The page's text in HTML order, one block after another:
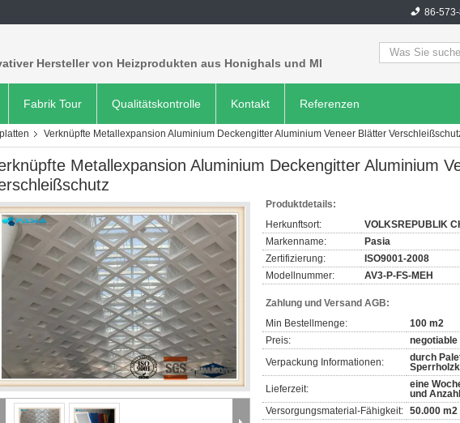
86-
Hersteller von Heizprodukten aus Honighals und MI
Fabrik Tour Qualitätskontrolle Kontakt Referenzen
Verknüpfte Metallexpansion Aluminium Deckengitter Aluminium Veneer Blätter
Metallexpansion Aluminium Deckengitter Aluminium
Produktdetails:
Herkunftsort:
VOLKSREPUBLIK
Markenname:
Pasia
Zertifizierung:
ISO9001-2008
Modellnummer:
AV3-P-FS-MEH
Zahlung und Versand AGB:
Min Bestellmenge:
100 m2
Preis:
negotiable
Verpackung Informationen:
durch
Lieferzeit:
eine
und
Versorgungsmaterial-Fähigkeit: 50.000